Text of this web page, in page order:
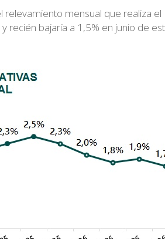
mensual que realiza
recién bajaría a 1,5% en junio de